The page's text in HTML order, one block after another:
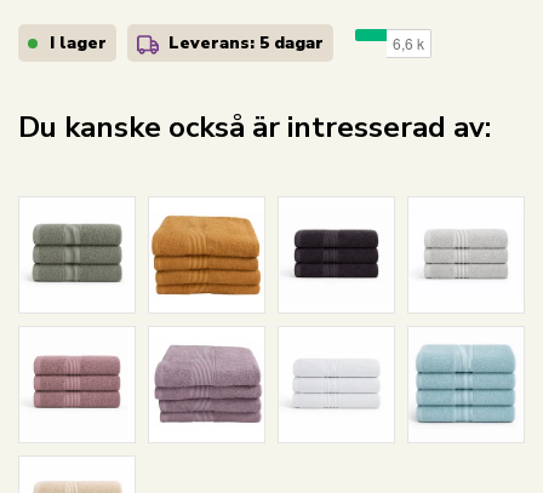
I lager Leverans: 5 dagar
Du kanske också är intresserad av: